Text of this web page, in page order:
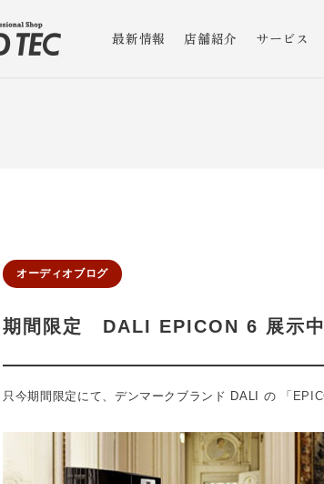
最新情報 店舗紹介 サービス
オーディオブログ
期間限定 DALI EPICON 6 展示中
只今期間限定にて、デンマークブランド DALI の 「